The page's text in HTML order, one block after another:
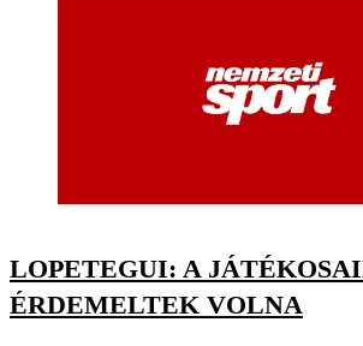
LOPETEGUI: A
ÉRDEMELTEK VOLNA